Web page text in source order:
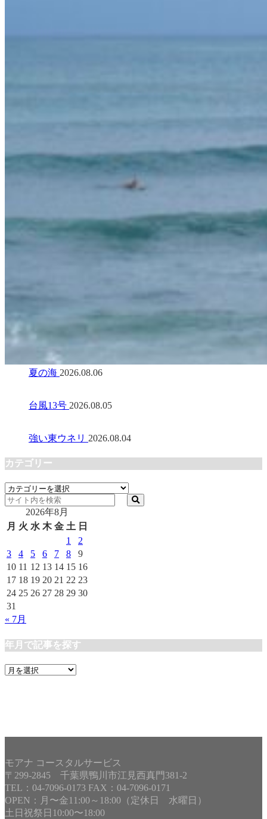
夏の海 2026.08.06
台風13号 2026.08.05
強い東ウネリ 2026.08.04
カテゴリー
カ
テ
リ
2026年8月
月 火 水 木 金 土 日
1
2
3
4 5 6 7 8
9
10 11 12 13 14 15 16
17 18 19 20 21 22 23
24 25 26 27 28 29 30
31
« 7月
年月で記事を探す
年
モアナ コースタルサービス
〒299-2845 千葉県鴨川市江見西真門381-2
TEL：04-7096-0173 FAX：04-7096-0171
OPEN：月〜金11:00～18:00（定休日 水曜日）
土日祝祭日10:00〜18:00